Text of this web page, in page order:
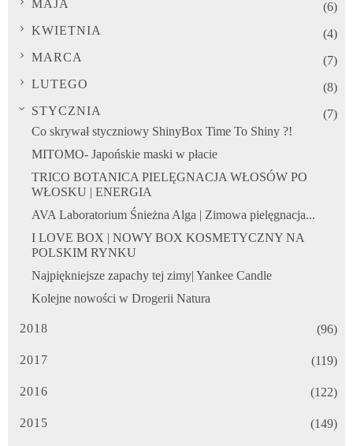
MAJA
(6)
KWIETNIA
(4)
MARCA
(7)
LUTEGO
(8)
STYCZNIA
(7)
Co skrywał styczniowy ShinyBox Time To Shiny ?!
MITOMO- Japońskie maski w płacie
TRICO BOTANICA PIELĘGNACJA WŁOSÓW PO
WŁOSKU | ENERGIA
AVA Laboratorium Śnieżna Alga | Zimowa pielęgnacja...
I LOVE BOX | NOWY BOX KOSMETYCZNY NA
POLSKIM RYNKU
Najpiękniejsze zapachy tej zimy| Yankee Candle
Kolejne nowości w Drogerii Natura
2018 (96)
2017 (119)
2016 (122)
2015 (149)